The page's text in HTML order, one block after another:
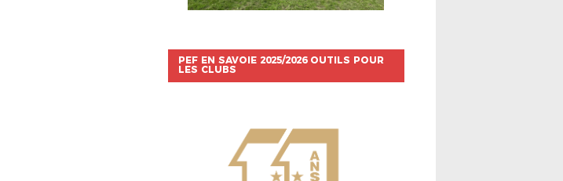
PEF EN SAVOIE 2025/2026 OUTILS POUR
LES CLUBS